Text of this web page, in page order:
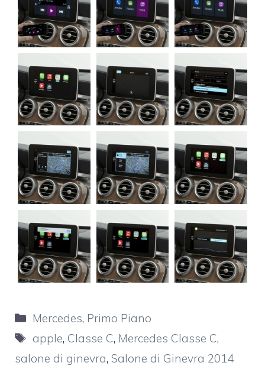
Categorie
Mercedes, Primo Piano
Tag
apple, Classe C, Mercedes Classe C,
salone di ginevra, Salone di Ginevra 2014